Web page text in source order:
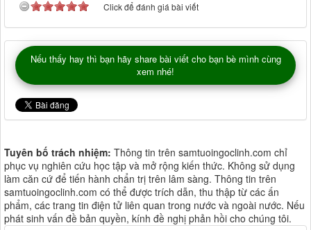
Click để đánh giá bài viết
Nếu thấy hay thì bạn hãy share bài viết cho bạn bè mình cùng
xem nhé!
Tuyên bố trách nhiệm: Thông tin trên samtuoingoclinh.com chỉ
phục vụ nghiên cứu học tập và mở rộng kiến thức. Không sử dụng
làm căn cứ để tiến hành chẩn trị trên lâm sàng. Thông tin trên
samtuoingoclinh.com có thể được trích dẫn, thu thập từ các ấn
phẩm, các trang tin điện tử liên quan trong nước và ngoài nước. Nếu
phát sinh vấn đề bản quyền, kính đề nghị phản hồi cho chúng tôi.